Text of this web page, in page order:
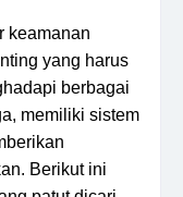
keamanan
yang harus
berbagai
memiliki sistem
Berikut ini